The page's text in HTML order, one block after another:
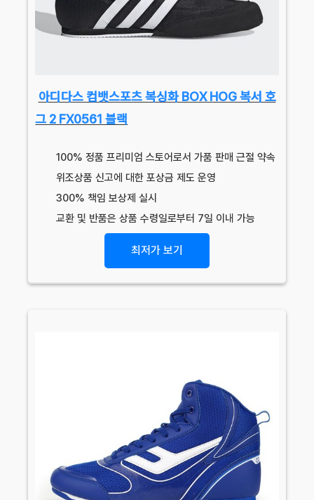
아디다스 컴뱃스포츠 복싱화 BOX HOG 복서 호
그 2 FX0561 블랙
100% 정품 프리미엄 스토어로서 가품 판매 근절 약속
위조상품 신고에 대한 포상금 제도 운영
300% 책임 보상제 실시
교환 및 반품은 상품 수령일로부터 7일 이내 가능
최저가 보기